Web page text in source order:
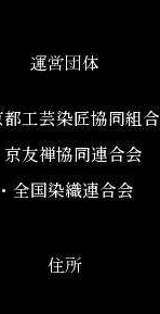
運営団体
都工芸染匠協同組合​
京友禅協同連合会
・全国染織連合会
住所